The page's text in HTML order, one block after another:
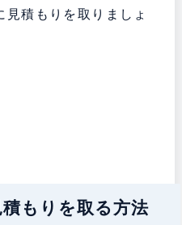
積もりを取りましょ
もりを取る方法